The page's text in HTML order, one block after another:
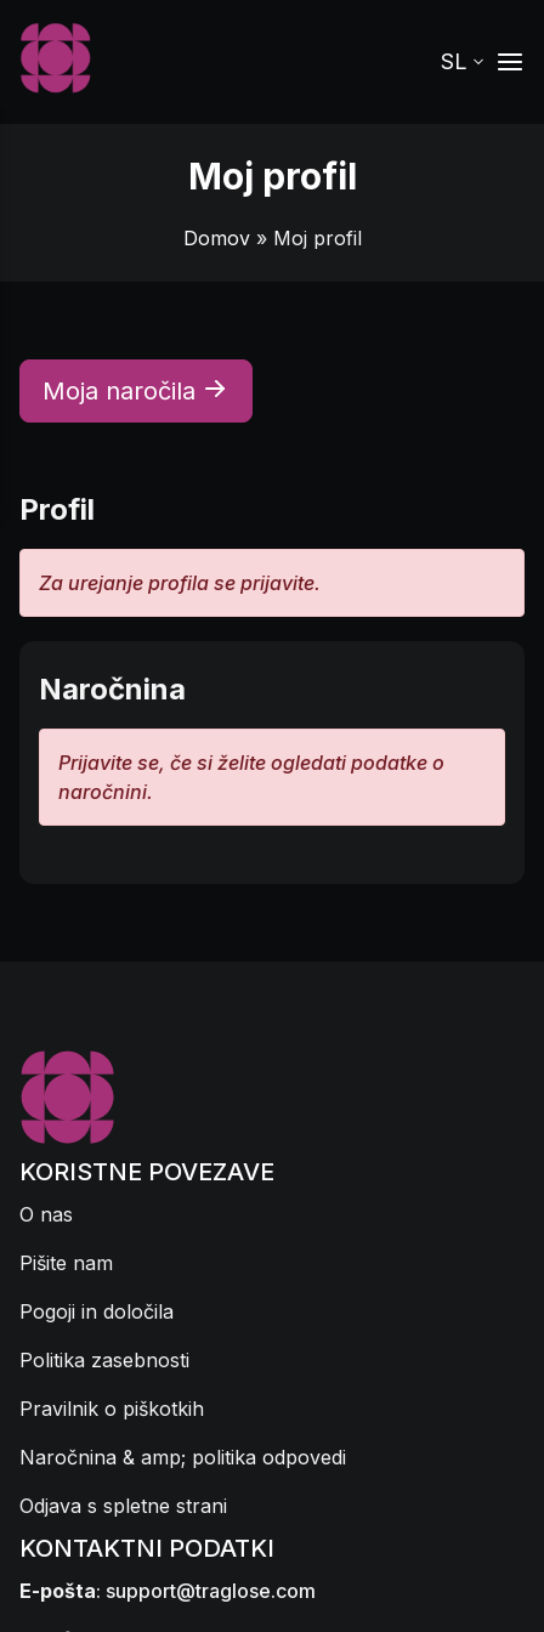
SL
Moj profil
Domov » Moj profil
Moja naročila
Profil
Za urejanje profila se prijavite.
Naročnina
Prijavite se, če si želite ogledati podatke o
naročnini.
KORISTNE POVEZAVE
O nas
Pišite nam
Pogoji in določila
Politika zasebnosti
Pravilnik o piškotkih
Naročnina & amp; politika odpovedi
Odjava s spletne strani
KONTAKTNI PODATKI
E-pošta: support@traglose.com